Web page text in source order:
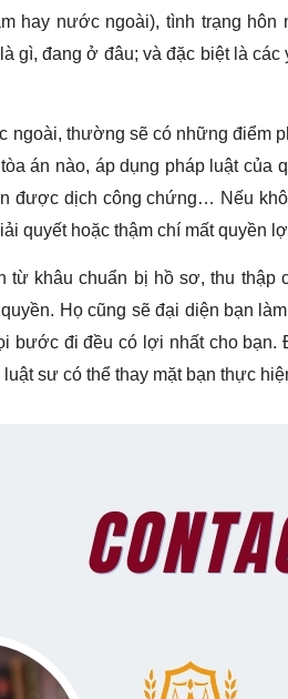
hay nước ngoài), tình trạng hôn
gì, đang ở đâu; và đặc biệt là
ngoài, thường sẽ có những điểm
án nào, áp dụng pháp luật
được dịch công chứng… Nếu
quyết hoặc thậm chí mất quyền
từ khâu chuẩn bị hồ sơ, thu
Họ cũng sẽ đại diện bạn
bước đi đều có lợi nhất cho
sư có thể thay mặt bạn thực